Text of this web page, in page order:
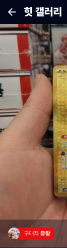
힛 갤러리
구매자 유랑